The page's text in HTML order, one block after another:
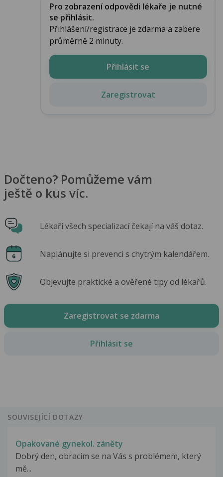
Pro zobrazení odpovědi lékaře je nutné
se přihlásit.
Přihlášení/registrace je zdarma a zabere
průměrně 2 minuty.
Přihlásit se
Zaregistrovat
Dočteno? Pomůžeme vám
ještě o kus víc.
Lékaři všech specializací čekají na váš dotaz.
Naplánujte si prevenci s chytrým kalendářem.
Objevujte praktické a ověřené tipy od lékařů.
Zaregistrovat se zdarma
Přihlásit se
SOUVISEJÍCÍ DOTAZY
Opakované gynekol. záněty
Dobrý den, obracim se na Vás s problémem, který
mě...